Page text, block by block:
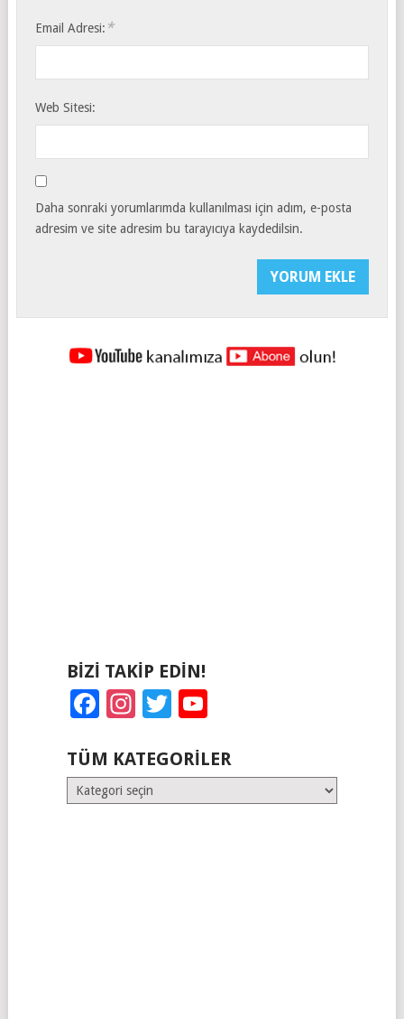
Email Adresi: *
Web Sitesi:
Daha sonraki yorumlarımda kullanılması için adım, e-posta
adresim ve site adresim bu tarayıcıya kaydedilsin.
BIZI TAKIP EDIN!
Facebook
Instagram
Twitter
YouTube
TÜM KATEGORILER
Tüm
Kategoriler